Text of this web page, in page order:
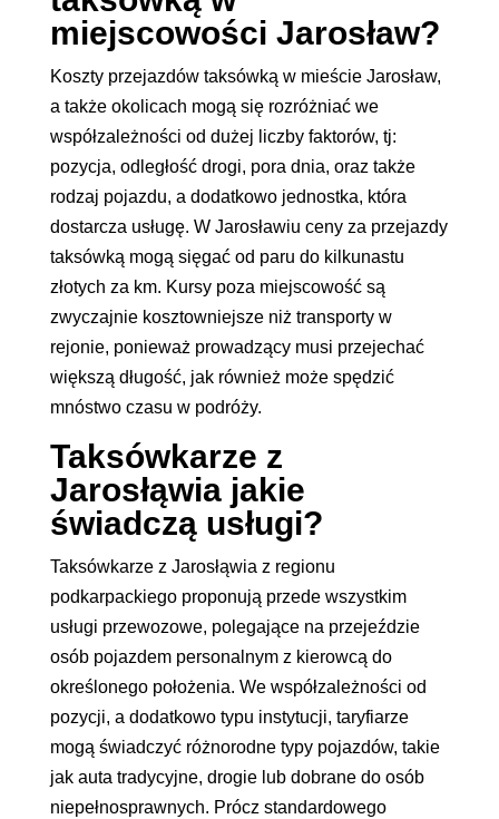
miejscowości Jarosław?
Koszty przejazdów taksówką w mieście Jarosław,
a także okolicach mogą się rozróżniać we
współzależności od dużej liczby faktorów, tj:
pozycja, odległość drogi, pora dnia, oraz także
rodzaj pojazdu, a dodatkowo jednostka, która
dostarcza usługę. W Jarosławiu ceny za przejazdy
taksówką mogą sięgać od paru do kilkunastu
złotych za km. Kursy poza miejscowość są
zwyczajnie kosztowniejsze niż transporty w
rejonie, ponieważ prowadzący musi przejechać
większą długość, jak również może spędzić
mnóstwo czasu w podróży.
Taksówkarze z
Jarosłąwia jakie
świadczą usługi?
Taksówkarze z Jarosłąwia z regionu
podkarpackiego proponują przede wszystkim
usługi przewozowe, polegające na przejeździe
osób pojazdem personalnym z kierowcą do
określonego położenia. We współzależności od
pozycji, a dodatkowo typu instytucji, taryfiarze
mogą świadczyć różnorodne typy pojazdów, takie
jak auta tradycyjne, drogie lub dobrane do osób
niepełnosprawnych. Prócz standardowego